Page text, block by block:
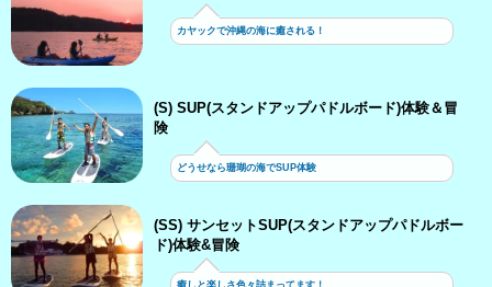
カヤックで沖縄の海に癒される！
(S) SUP(スタンドアップパドルボード)体験＆冒
険
どうせなら珊瑚の海でSUP体験
(SS) サンセットSUP(スタンドアップパドルボー
ド)体験&冒険
癒しと楽しさ色々詰まってます！